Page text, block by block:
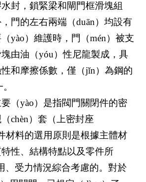
封，鎖緊梁和閘門框滑塊組
門的左右兩端（duān）均設有
yào）維護時，門（mén）被支
由油（yóu）性尼龍製成，具
和摩擦係數，僅（jǐn）為鋼的
（yào）是指閥門關閉件的密
chèn）套（上密封座
材料的選用原則是根據主體材
性、結構特點以及零件所
、受力情況綜合考慮的。對於